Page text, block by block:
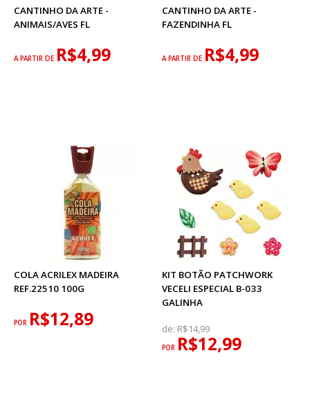
CANTINHO DA ARTE -
ANIMAIS/AVES FL
A PARTIR DE R$4,99
CANTINHO DA ARTE -
FAZENDINHA FL
A PARTIR DE R$4,99
COLA ACRILEX MADEIRA
REF.22510 100G
POR R$12,89
KIT BOTÃO PATCHWORK
VECELI ESPECIAL B-033
GALINHA
de: R$14,99
POR R$12,99